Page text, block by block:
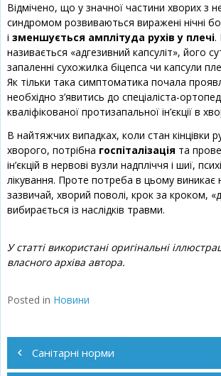
Відмічено, що у значної частини хворих з
синдромом розвиваються виражені нічні
і зменшується амплітуда рухів у плечі.
називається «адгезивний капсуліт», його
запаленні сухожилка біцепса чи капсули
Як тільки така симптоматика почала
необхідно з’явитись до спеціаліста-
кваліфікованої протизапальної ін’єкції в
В найтяжчих випадках, коли стан кінцівки
хворого, потрібна госпіталізація та
ін’єкцій в нервові вузли надпліччя і шиї,
лікування. Проте потреба в цьому виникає
зазвичай, хворий поволі, крок за кроком,
вибирається із наслідків травми.
У статті використані оригінальні
власного архіва автора.
Posted in Новини
Навігація
записів
Санітарні норми